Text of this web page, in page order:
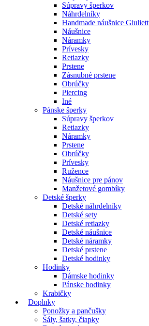
Súpravy šperkov
Náhrdelníky
Handmade náušnice Giuliett
Náušnice
Náramky
Prívesky
Retiazky
Prstene
Zásnubné prstene
Obrúčky
Piercing
Iné
Pánske šperky
Súpravy šperkov
Retiazky
Náramky
Prstene
Obrúčky
Prívesky
Ružence
Náušnice pre pánov
Manžetové gombíky
Detské šperky
Detské náhrdelníky
Detské sety
Detské retiazky
Detské náušnice
Detské náramky
Detské prstene
Detské hodinky
Hodinky
Dámske hodinky
Pánske hodinky
Krabičky
Doplnky
Ponožky a pančušky
Šály, šatky, čiapky